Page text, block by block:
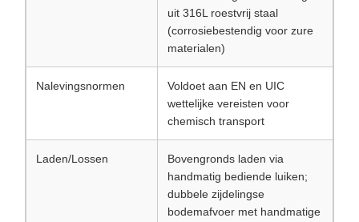
uit 316L roestvrij staal
(corrosiebestendig voor zure
materialen)
Nalevingsnormen
Voldoet aan EN en UIC
wettelijke vereisten voor
chemisch transport
Laden/Lossen
Bovengronds laden via
handmatig bediende luiken;
dubbele zijdelingse
bodemafvoer met handmatige